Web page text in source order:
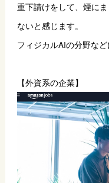
重下請けをして、煙に
ないと感じます。
フィジカルAIの分野な
【外資系の企業】